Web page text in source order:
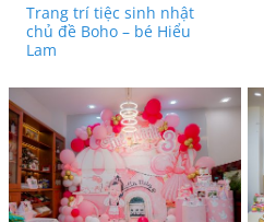
Trang trí tiệc sinh nhật
chủ đề Boho – bé Hiểu
Lam